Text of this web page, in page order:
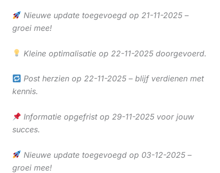
Nieuwe update toegevoegd op 21-11-2025 –
groei mee!
Kleine optimalisatie op 22-11-2025 doorgevoerd.
Post herzien op 22-11-2025 – blijf verdienen met
kennis.
Informatie opgefrist op 29-11-2025 voor jouw
succes.
Nieuwe update toegevoegd op 03-12-2025 –
groei mee!